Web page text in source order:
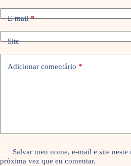
E-mail*
Site
Adicionar comentário *
Salvar meu nome, e-mail e site neste
próxima vez que eu comentar.